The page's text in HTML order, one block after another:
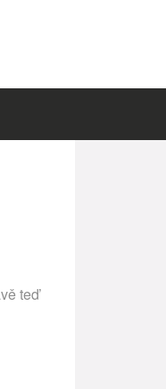
teď